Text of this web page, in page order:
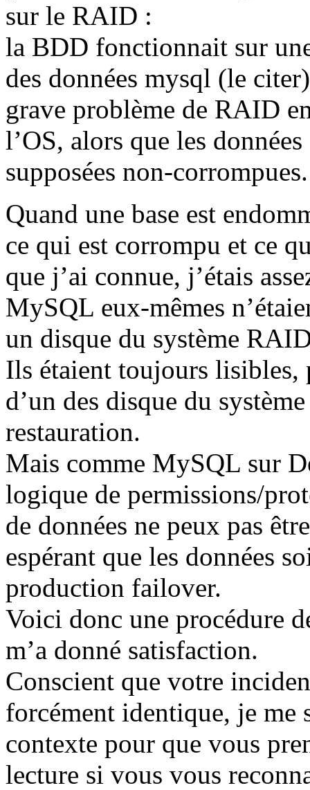
sur le RAID :
la BDD fonctionnait sur
des données mysql (le
grave problème de RAID
l’OS, alors que les
supposées non-corrompues.
Quand une base est
ce qui est corrompu et ce
que j’ai connue, j’étais
MySQL eux-mêmes
un disque du système
Ils étaient toujours lisibles,
d’un des disque du
restauration.
Mais comme MySQL sur
logique de permissions/
de données ne peux pas
espérant que les données
production failover.
Voici donc une procédure
m’a donné satisfaction.
Conscient que votre
forcément identique, je me
contexte pour que vous
lecture si vous vous